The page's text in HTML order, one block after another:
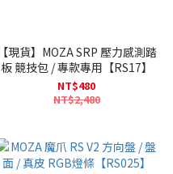
【現貨】MOZA SRP 壓力感測踏
板 競技包 / 專款專用【RS17】
NT$480
NT$2,480